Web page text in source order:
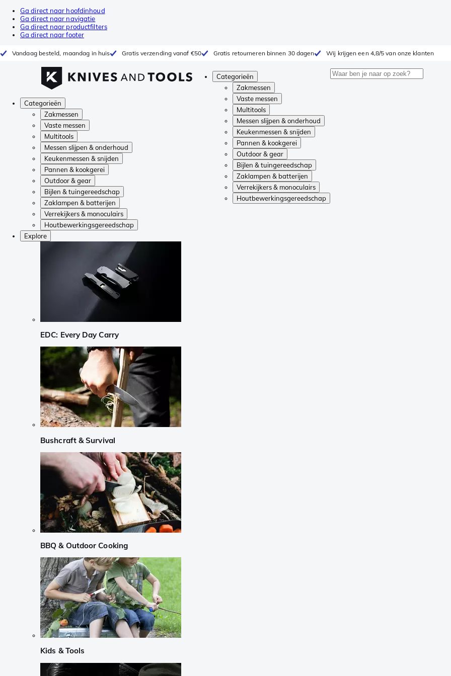
Ga direct naar hoofdinhoud
Ga direct naar navigatie
Ga direct naar productfilters
Ga direct naar footer
Vandaag besteld, maandag in huis Gratis verzending vanaf €50 Gratis retourneren binnen 30 dagen Wij krijgen een 4,8/5 van onze klanten
Categorieën
Zakmessen
Vaste messen
Multitools
Messen slijpen & onderhoud
Keukenmessen & snijden
Pannen & kookgerei
Outdoor & gear
Bijlen & tuingereedschap
Zaklampen & batterijen
Verrekijkers & monoculairs
Houtbewerkingsgereedschap
Categorieën
Zakmessen
Vaste messen
Multitools
Messen slijpen & onderhoud
Keukenmessen & snijden
Pannen & kookgerei
Outdoor & gear
Bijlen & tuingereedschap
Zaklampen & batterijen
Verrekijkers & monoculairs
Houtbewerkingsgereedschap
Explore
EDC: Every Day Carry
Bushcraft & Survival
BBQ & Outdoor Cooking
Kids & Tools